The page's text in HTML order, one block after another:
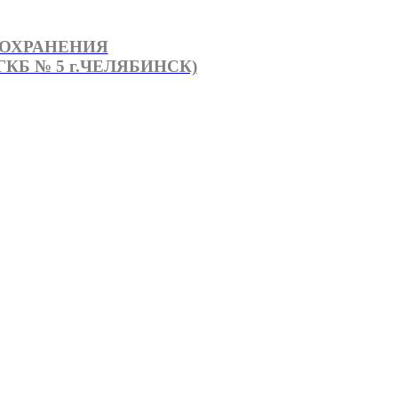
№ 5 г.ЧЕЛЯБИНСК)